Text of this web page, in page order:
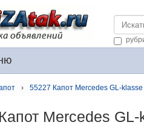
› 55227 Капот Mercedes GL-
Mercedes